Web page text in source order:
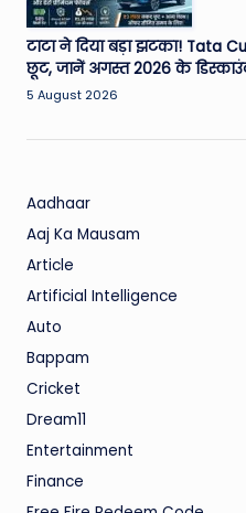
टाटा ने दिया बड़ा झटका! Tata
छूट, जानें अगस्त 2026 के
5 August 2026
Aadhaar
Aaj Ka Mausam
Article
Artificial Intelligence
Auto
Bappam
Cricket
Dream11
Entertainment
Finance